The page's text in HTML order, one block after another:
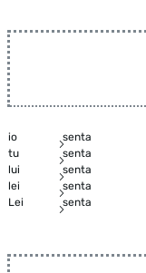
io senta
tu
senta
lui
senta
lei
senta
Lei
senta